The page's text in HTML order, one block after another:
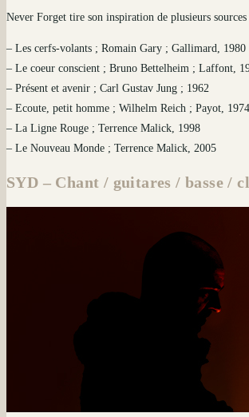
Never Forget tire son inspiration de plusieurs
– Les cerfs-volants ; Romain Gary ; Gallimard, 1980
– Le coeur conscient ; Bruno Bettelheim ; Laffont,
– Présent et avenir ; Carl Gustav Jung ; 1962
– Ecoute, petit homme ; Wilhelm Reich ; Payot, 1974
– La Ligne Rouge ; Terrence Malick, 1998
– Le Nouveau Monde ; Terrence Malick, 2005
SYD – Chant / guitares / basse /